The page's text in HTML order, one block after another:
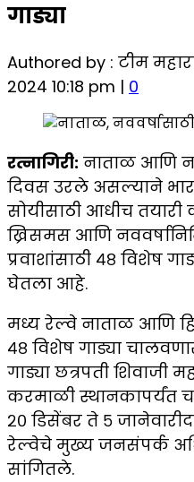
गाड्या
Authored by : टीम
2024 10:18 pm | 0
रत्नागिरी: नाताळ आणि
दिवस उरले असल्याने
सोयीसाठी आधीच
ख्रिसमस आणि
प्रवाशांसाठी ४८ विशेष
घेतला आहे.
मध्य रेल्वे नाताळ आणि
४८ विशेष गाड्या
गाड्या छत्रपती शिवाजी
करमाळी स्थानकापर्यंत
२० डिसेंबर ते ५
रेल्वेचे मुख्य जनसंपर्क
सांगितले.